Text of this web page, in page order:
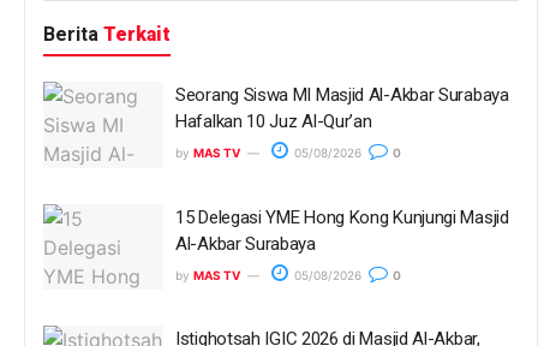
Berita Terkait
Seorang Siswa MI Masjid Al-Akbar Surabaya
Hafalkan 10 Juz Al-Qur’an
by MAS TV 05/08/2026 0
15 Delegasi YME Hong Kong Kunjungi Masjid
Al-Akbar Surabaya
by MAS TV 05/08/2026 0
Istighotsah IGIC 2026 di Masjid Al-Akbar,